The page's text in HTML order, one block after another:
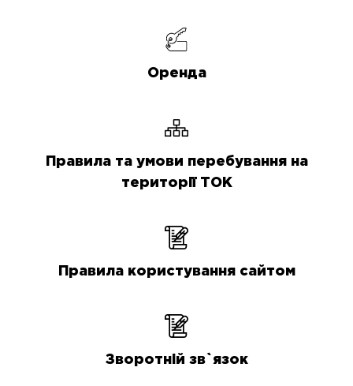
Оренда
Правила та умови перебування на
території ТОК
Правила користування сайтом
Зворотній зв`язок